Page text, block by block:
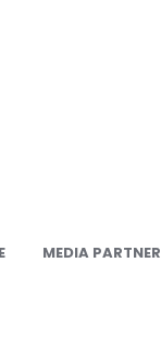
MEDIA PARTNER